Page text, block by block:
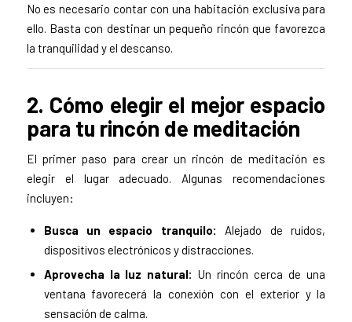
No es necesario contar con una habitación exclusiva para
ello. Basta con destinar un pequeño rincón que favorezca
la tranquilidad y el descanso.
2. Cómo elegir el mejor espacio
para tu rincón de meditación
El primer paso para crear un rincón de meditación es
elegir el lugar adecuado. Algunas recomendaciones
incluyen:
Busca un espacio tranquilo:
Alejado de ruidos,
dispositivos electrónicos y distracciones.
Aprovecha la luz natural: Un rincón cerca de una
ventana favorecerá la conexión con el exterior y la
sensación de calma.